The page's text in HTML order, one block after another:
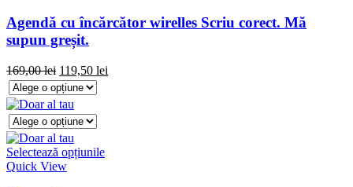
Agendă cu încărcător wirelles Scriu corect. Mă
supun greșit.
169,00lei 119,50 lei
Selectează opțiunile
Quick View